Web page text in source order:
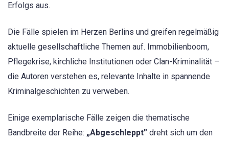
Erfolgs aus.
Die Fälle spielen im Herzen Berlins und greifen regelmäßig
aktuelle gesellschaftliche Themen auf. Immobilienboom,
Pflegekrise, kirchliche Institutionen oder Clan-Kriminalität –
die Autoren verstehen es, relevante Inhalte in spannende
Kriminalgeschichten zu verweben.
Einige exemplarische Fälle zeigen die thematische
Bandbreite der Reihe: „Abgeschleppt” dreht sich um den